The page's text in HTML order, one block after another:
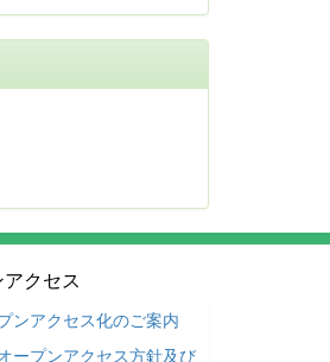
クセス
ンアクセス化のご案内
ープンアクセス方針及び